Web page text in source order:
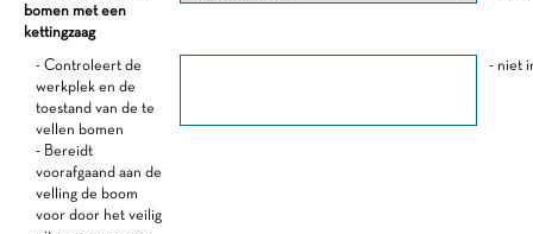
bomen met een
kettingzaag
- Controleert de
werkplek en de
toestand van de te
vellen bomen
- Bereidt
voorafgaand aan de
velling de boom
voor door het veilig
- niet